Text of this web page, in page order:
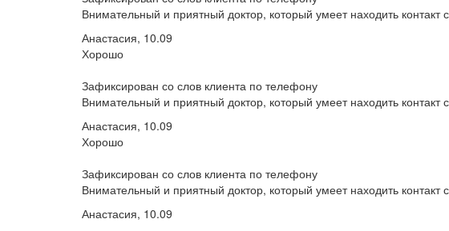
Внимательный и приятный доктор, который умеет находить
Анастасия, 10.09
Хорошо
Зафиксирован со слов клиента по телефону
Внимательный и приятный доктор, который умеет находить
Анастасия, 10.09
Хорошо
Зафиксирован со слов клиента по телефону
Внимательный и приятный доктор, который умеет находить
Анастасия, 10.09